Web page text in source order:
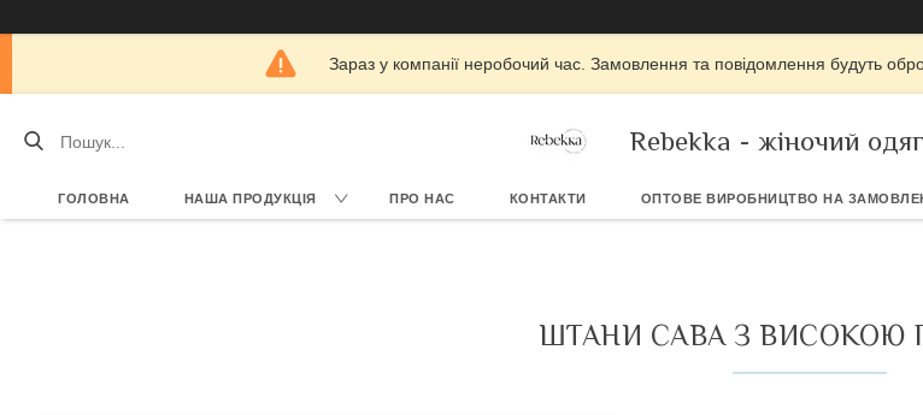
Зараз у компанії неробочий час. Замовлення та повідомлення будуть
Rebekka - жіночий
ГОЛОВНА НАША ПРОДУКЦІЯ ПРО НАС КОНТАКТИ ОПТОВЕ ВИРОБНИЦТВО НА
ШТАНИ САВА З ВИСОКОЮ